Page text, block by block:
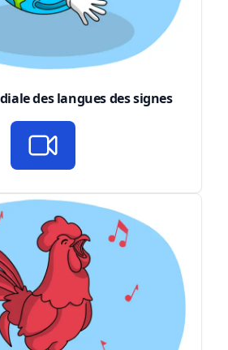
des langues des signes